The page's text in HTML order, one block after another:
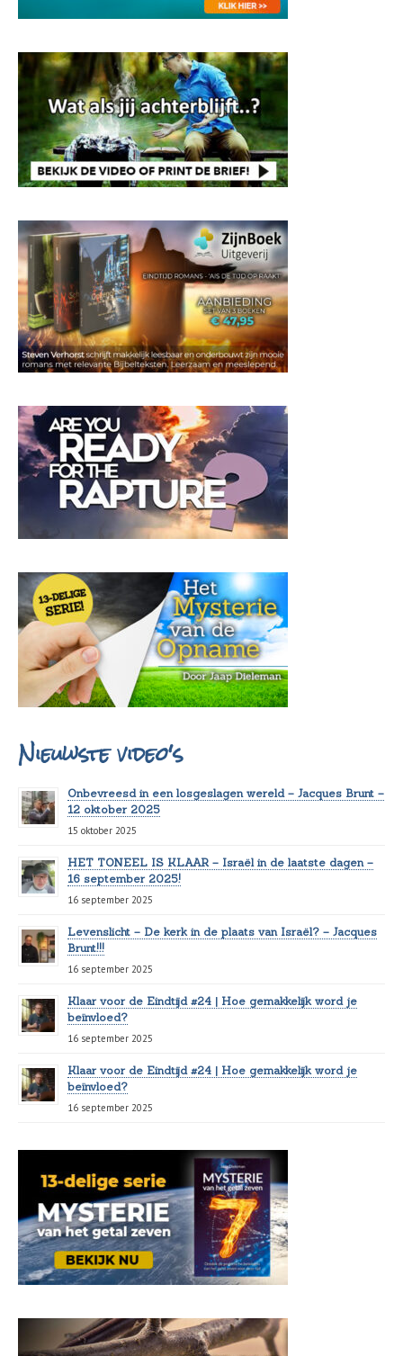
Nieuwste video's
Onbevreesd in een losgeslagen wereld – Jacques Brunt –
12 oktober 2025
15 oktober 2025
HET TONEEL IS KLAAR – Israël in de laatste dagen –
16 september 2025!
16 september 2025
Levenslicht – De kerk in de plaats van Israël? – Jacques
Brunt!!!
16 september 2025
Klaar voor de Eindtijd #24 | Hoe gemakkelijk word je
beïnvloed?
16 september 2025
Klaar voor de Eindtijd #24 | Hoe gemakkelijk word je
beïnvloed?
16 september 2025